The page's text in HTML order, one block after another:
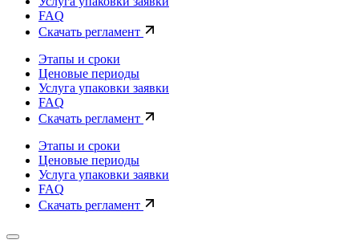
FAQ
Скачать регламент
Этапы и сроки
Ценовые периоды
Услуга упаковки заявки
FAQ
Скачать регламент
Этапы и сроки
Ценовые периоды
Услуга упаковки заявки
FAQ
Скачать регламент